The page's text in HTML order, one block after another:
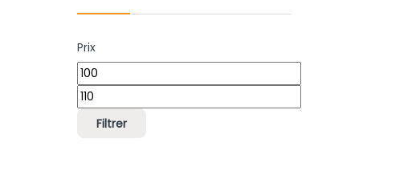
Prix
Prix min
Prix max
Filtrer